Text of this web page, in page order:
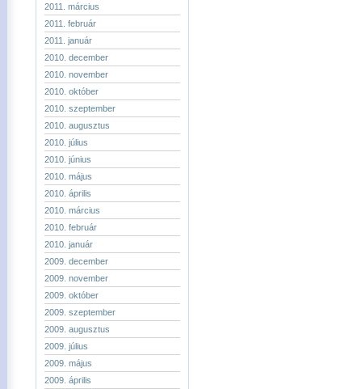
2011. március
2011. február
2011. január
2010. december
2010. november
2010. október
2010. szeptember
2010. augusztus
2010. július
2010. június
2010. május
2010. április
2010. március
2010. február
2010. január
2009. december
2009. november
2009. október
2009. szeptember
2009. augusztus
2009. július
2009. május
2009. április